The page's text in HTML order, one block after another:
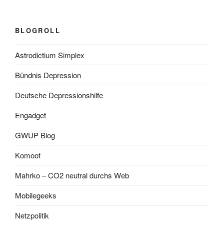
BLOGROLL
Astrodictium Simplex
Bündnis Depression
Deutsche Depressionshilfe
Engadget
GWUP Blog
Komoot
Mahrko – CO2 neutral durchs Web
Mobilegeeks
Netzpolitik